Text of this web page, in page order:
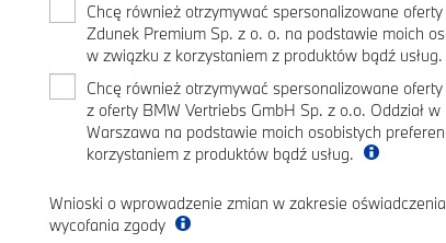
Chcę również otrzymywać spersonalizowane
Zdunek Premium Sp. z o. o. na podstawie moich
w związku z korzystaniem z produktów bądź usług.
Chcę również otrzymywać spersonalizowane
z oferty BMW Vertriebs GmbH Sp. z o.o. Oddział
Warszawa na podstawie moich osobistych
korzystaniem z produktów bądź usług.
Wnioski o wprowadzenie zmian w zakresie
wycofania zgody